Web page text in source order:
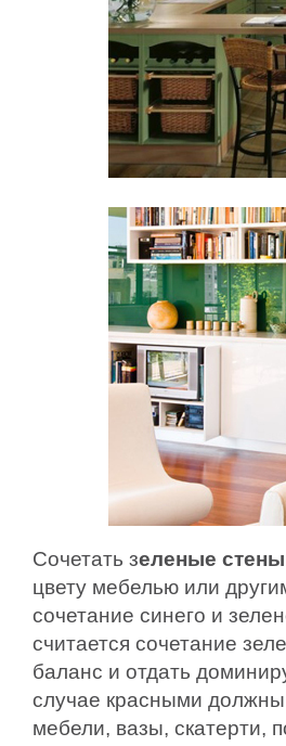
Сочетать зеленые стены
цвету мебелью или
сочетание синего и
считается сочетание
баланс и отдать
случае красными
мебели, вазы, скатерти,